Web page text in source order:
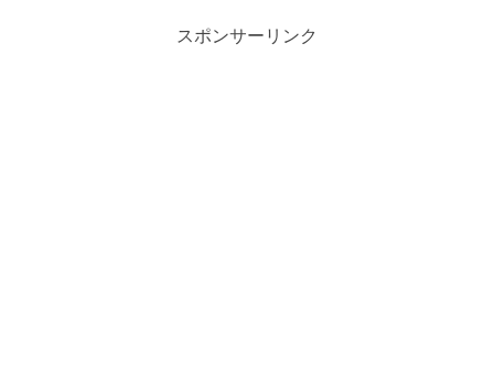
スポンサーリンク